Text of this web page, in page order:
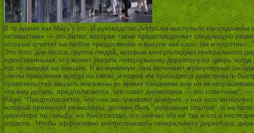
В то время как Macy’s Inc. И руководство Arkhouse выступило
активистами — это битва, которая также предопределяет следующую
которые ответят на любое предложение о выкупе как «за», так и
Это босс для босса, группа людей, которые консультируют генерального
единственными, кто может указать генеральному директору на дверь,
после выхода на пенсию. В их минимум, они включают в регулярных
члены правления всегда на связи, и порой им приходится действовать
правительства закрыть магазины во время пандемии или на
что ему делать, предполагается, что совет директоров — это
Page. “Предполагается, что они заслуживают доверия, у них есть
который привносят режиссеры, должен быть “успешным опытом”, а не
директора по гольфу, но Хьюз сказал, что сейчас это не так и что в
отрасли., Чтобы эффективно контролировать генерального директора,